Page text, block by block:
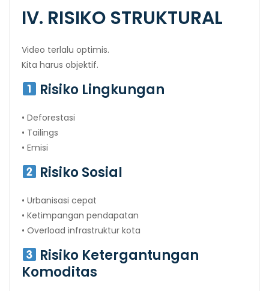
IV. RISIKO STRUKTURAL
Video terlalu optimis.
Kita harus objektif.
Risiko Lingkungan
• Deforestasi
• Tailings
• Emisi
Risiko Sosial
• Urbanisasi cepat
• Ketimpangan pendapatan
• Overload infrastruktur kota
Risiko Ketergantungan
Komoditas